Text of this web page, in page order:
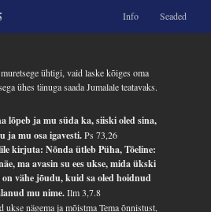
Info Seaded
ühtigi, vaid laske kõiges oma
ühes tänuga saada Jumalale teatavaks.
lõpeb ja mu süda ka, siiski oled sina,
ja mu osa igavesti.Ps 73,26
kirjuta: Nõnda ütleb Püha, Tõeline:
ma avasin su ees ukse, mida ükski
vähe jõudu, kuid sa oled hoidnud
mu nime.Ilm 3,7.8
nägema ja mõistma Tema õnnistust,